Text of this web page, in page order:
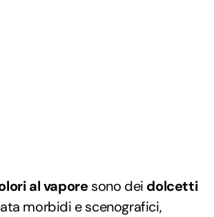
al vaporesono dei dolcetti
morbidi e scenografici,